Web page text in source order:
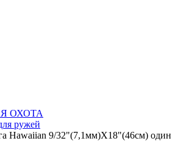
ОХОТА
ружей
Hawaiian 9/32"(7,1мм)X18"(46см) один